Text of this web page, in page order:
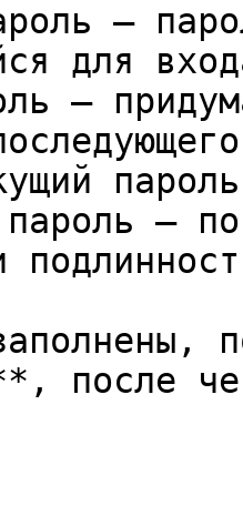
–
для
–
–